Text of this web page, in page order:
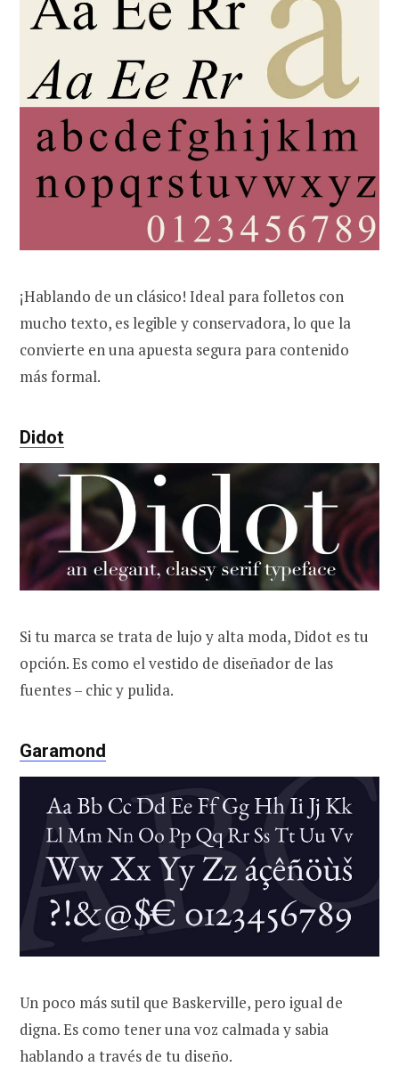
¡Hablando de un clásico! Ideal para folletos con
mucho texto, es legible y conservadora, lo que la
convierte en una apuesta segura para contenido
más formal.
Didot
Si tu marca se trata de lujo y alta moda, Didot es tu
opción. Es como el vestido de diseñador de las
fuentes – chic y pulida.
Garamond
Un poco más sutil que Baskerville, pero igual de
digna. Es como tener una voz calmada y sabia
hablando a través de tu diseño.